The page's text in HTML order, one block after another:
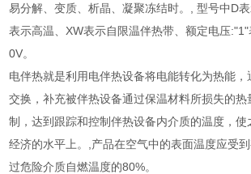
易分解、变质、析晶、凝聚冻结时。, 型号中D
表示高温、XW表示自限温伴热带、额定电压
0V。
电伴热就是利用电伴热设备将电能转化为热能
交换，补充被伴热设备通过保温材料所损失的
制，达到跟踪和控制伴热设备内介质的温度，使
经济的水平上。,产品在空气中的表面温度应受
过危险介质自燃温度的80%。